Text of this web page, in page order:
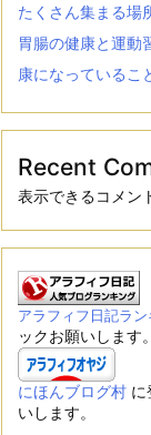
たくさん集まる場
胃腸の健康と運動
康になっているこ
Recent
表示できるコメン
アラフィフ日記ラ
ックお願いします。
にほんブログ村 に
いします。